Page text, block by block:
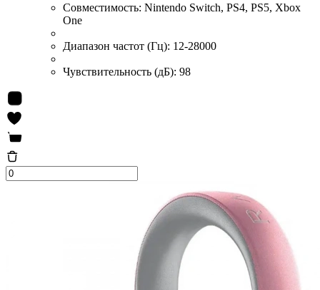
Совместимость: Nintendo Switch, PS4, PS5, Xbox
One
Диапазон частот (Гц): 12-28000
Чувствительность (дБ): 98